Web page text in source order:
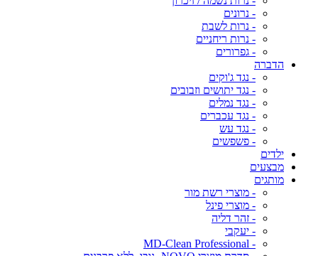
- נרונים
- נרות לשבת
- נרות ריחניים
- גפרורים
הדברה
- נגד ג'וקים
- נגד יתושים וזבובים
- נגד נמלים
- נגד עכברים
- נגד עש
- פשפשים
ילדים
מבצעים
מותגים
- מוצרי רשת מור
- מוצרי פינל
- זהר דליה
- יעקבי
- MD-Clean Professional